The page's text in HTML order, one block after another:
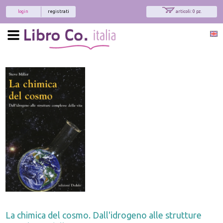
articoli: 0 pz.
registrati
login
La chimica del cosmo. Dall'idrogeno alle strutture